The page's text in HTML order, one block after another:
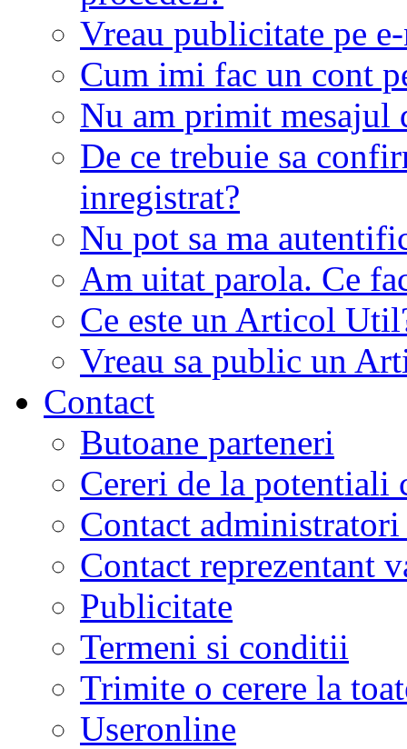
Vreau publicitate pe
Cum imi fac un cont
Nu am primit mesajul
De ce trebuie sa
inregistrat?
Nu pot sa ma
Am uitat parola. Ce
Ce este un Articol
Vreau sa public un
Contact
Butoane parteneri
Cereri de la potentiali
Contact
Contact reprezentant
Publicitate
Termeni si conditii
Trimite o cerere la
Useronline